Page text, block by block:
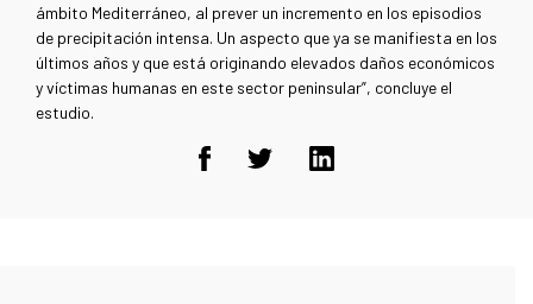
ámbito Mediterráneo, al prever un incremento en los episodios
de precipitación intensa. Un aspecto que ya se manifiesta en los
últimos años y que está originando elevados daños económicos
y víctimas humanas en este sector peninsular”, concluye el
estudio.